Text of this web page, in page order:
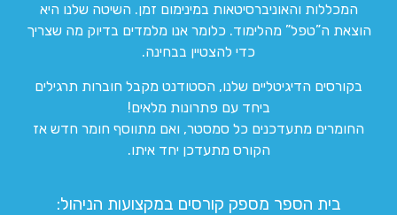
המכללות והאוניברסיטאות במינימום זמן. השיטה שלנו היא
הוצאת ה”טפל” מהלימוד. כלומר אנו מלמדים בדיוק מה שצריך
כדי להצטיין בבחינה.
בקורסים הדיגיטליים שלנו, הסטודנט מקבל חוברות תרגילים
ביחד עם פתרונות מלאים!
החומרים מתעדכנים כל סמסטר, ואם מתווסף חומר חדש אז
הקורס מתעדכן יחד איתו.
בית הספר מספק קורסים במקצועות הניהול: